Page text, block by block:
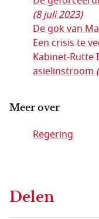
(8 juli 2023)
De gok van
Een crisis te
Kabinet-Rutte
asielinstroom
Meer over
Regering
Delen